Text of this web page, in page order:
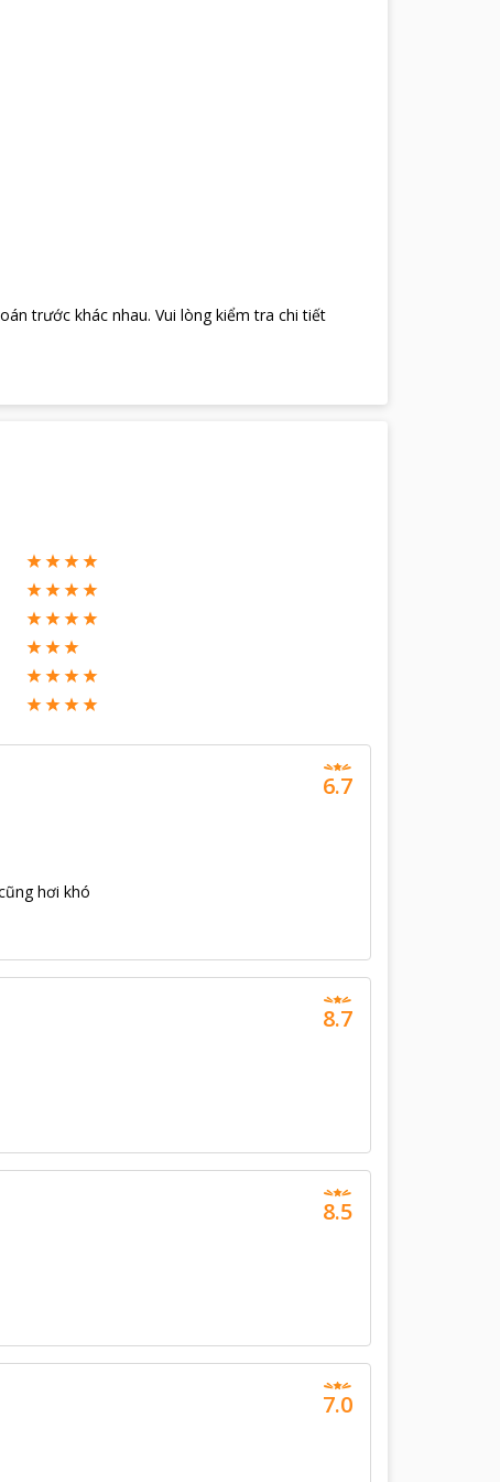
trước khác nhau. Vui lòng kiểm tra chi tiết
hơi khó
6.7
8.7
8.5
7.0